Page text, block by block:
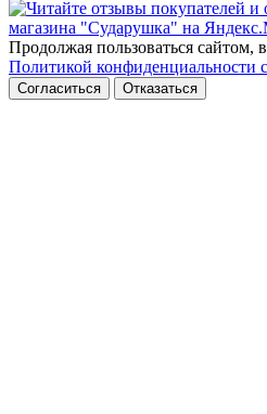
Продолжая пользоваться сайтом,
Политикой конфиденциальности
Согласиться Отказаться